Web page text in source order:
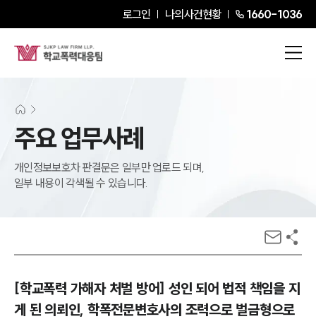
로그인 나의사건현황 1660-1036
주요 업무사례
개인정보보호차 판결문은 일부만 업로드 되며,
일부 내용이 각색될 수 있습니다.
[학교폭력 가해자 처벌 방어] 성인 되어 법적 책임을 지
게 된 의뢰인, 학폭전문변호사의 조력으로 벌금형으로